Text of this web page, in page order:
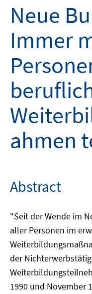
Neue
Immer
ahmen
Abstract
"Seit der Wende im
aller Personen im
der
1990 und November